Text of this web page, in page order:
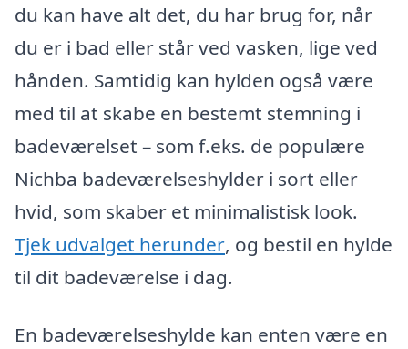
du kan have alt det, du har brug for, når
du er i bad eller står ved vasken, lige ved
hånden. Samtidig kan hylden også være
med til at skabe en bestemt stemning i
badeværelset – som f.eks. de populære
Nichba badeværelseshylder i sort eller
hvid, som skaber et minimalistisk look.
Tjek udvalget herunder, og bestil en hylde
til dit badeværelse i dag.
En badeværelseshylde kan enten være en